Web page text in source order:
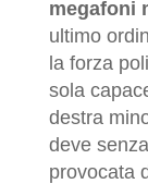
megafoni
ultimo
la forza
sola
destra
deve
provocata